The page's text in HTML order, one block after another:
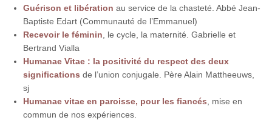
Guérison et libération au service de la chasteté. Abbé Jean-
Baptiste Edart (Communauté de l’Emmanuel)
Recevoir le féminin , le cycle, la maternité. Gabrielle et
Bertrand Vialla
Humanae Vitae : la positivité du respect des deux
significations de l’union conjugale. Père Alain Mattheeuws,
sj
Humanae vitae en paroisse, pour les fiancés , mise en
commun de nos expériences.